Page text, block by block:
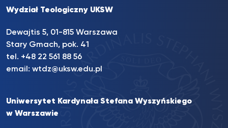
Wydział Teologiczny UKSW
Dewajtis 5, 01-815 Warszawa
Stary Gmach, pok. 41
tel. +48 22 561 88 56
email: wtdz@uksw.edu.pl
Uniwersytet Kardynała Stefana Wyszyńskiego
w Warszawie